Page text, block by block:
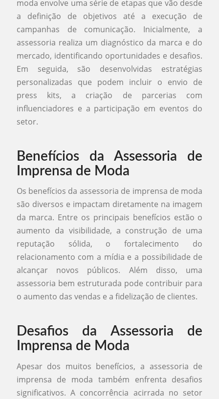
moda envolve uma série de etapas que vão desde
a definição de objetivos até a execução de
campanhas de comunicação. Inicialmente, a
assessoria realiza um diagnóstico da marca e do
mercado, identificando oportunidades e desafios.
Em seguida, são desenvolvidas estratégias
personalizadas que podem incluir o envio de
press kits, a criação de parcerias com
influenciadores e a participação em eventos do
setor.
Benefícios da Assessoria de
Imprensa de Moda
Os benefícios da assessoria de imprensa de moda
são diversos e impactam diretamente na imagem
da marca. Entre os principais benefícios estão o
aumento da visibilidade, a construção de uma
reputação sólida, o fortalecimento do
relacionamento com a mídia e a possibilidade de
alcançar novos públicos. Além disso, uma
assessoria bem estruturada pode contribuir para
o aumento das vendas e a fidelização de clientes.
Desafios da Assessoria de
Imprensa de Moda
Apesar dos muitos benefícios, a assessoria de
imprensa de moda também enfrenta desafios
significativos. A concorrência acirrada no setor